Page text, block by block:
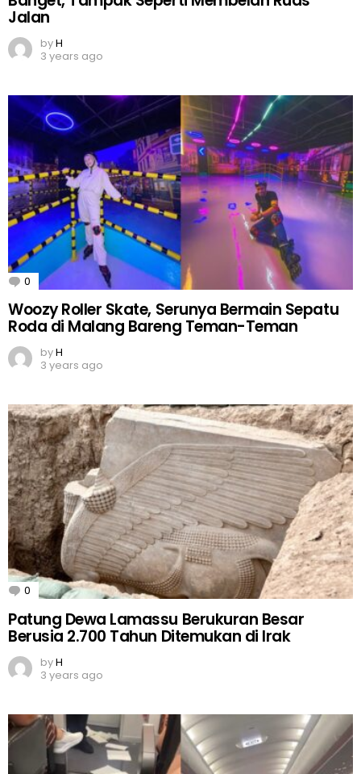
Jalan
byH
3 years ago
0 Comments
Woozy Roller Skate, Serunya Bermain Sepatu
Roda di Malang Bareng Teman-Teman
byH
3 years ago
0 Comments
Patung Dewa Lamassu Berukuran Besar
Berusia 2.700 Tahun Ditemukan di Irak
byH
3 years ago